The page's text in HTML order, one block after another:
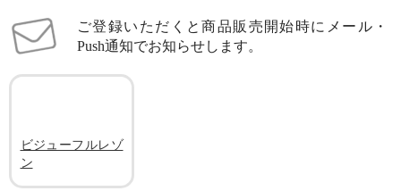
ご登録いただくと商品販売開始時にメール・
Push通知でお知らせします。
ビジューフルレゾ
ン